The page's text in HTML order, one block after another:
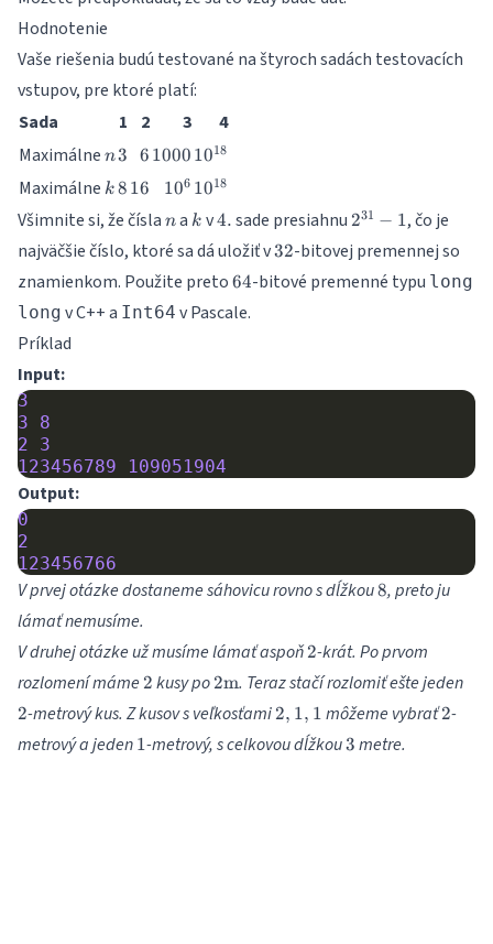
Hodnotenie
Vaše riešenia budú testované na štyroch sadách testovacích
vstupov, pre ktoré platí:
Sada
1 2 3
4
Maximálne n
n3
3 6
6 1000
1000 10^{18}
1018
Maximálne k
k8
8 16
16 10^6
106 10^{18}
1018
Všimnite si, že čísla n
na k
k v4.
4. sade presiahnu 2^{31}
231 − 1, čo je
najväčšie číslo, ktoré sa dá uložiť v 32
32-bitovej premennej so
znamienkom. Použite preto 64
64-bitové premenné typu long
long v C++ a Int64 v Pascale.
Príklad
Input:
3
3
8
2
3
123456789
109051904
Output:
0
2
123456766
V prvej otázke dostaneme sáhovicu rovno s dĺžkou8
8, preto ju
lámať nemusíme.
V druhej otázke už musíme lámať aspoň2
2-krát. Po prvom
rozlomení máme 2
2 kusy po 2
\textrm{m}
2m. Teraz stačí rozlomiť ešte jeden
2-metrový kus. Z kusov s veľkosťami 2,
1
2, 1, 1 môžeme vybrať2
2-
metrový a jeden 1
1-metrový, s celkovou dĺžkou 3
3 metre.